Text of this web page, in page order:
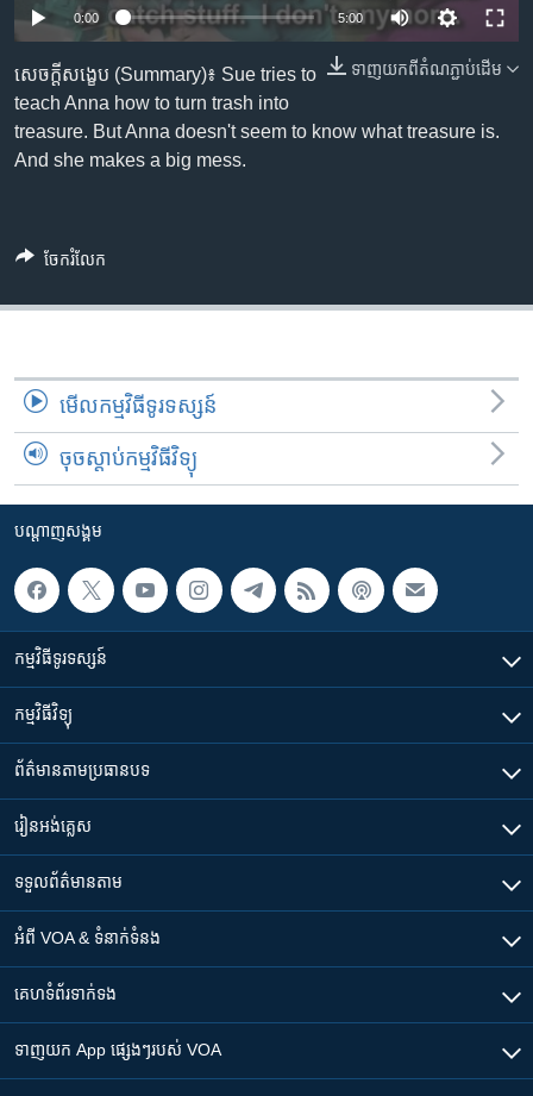
រចនា
ស្វែង​
កម្មវិធីទាំងអស់
Khmer English
បណ្តាញ​សង្គម
ភាសា
0:00 5:00
ទាញ​យក​ពី​តំណភ្ជាប់​ដើម
សេចក្តីសង្ខេប (Summary)៖ Sue tries to
teach Anna how to turn trash into
treasure. But Anna doesn't seem to know what treasure is.
And she makes a big mess.
ចែករំលែក
មើល​កម្មវិធី​ទូរទស្សន៍
ចុចស្តាប់កម្មវិធីវិទ្យុ
បណ្តាញ​សង្គម
កម្មវិធី​ទូរទស្សន៍
កម្មវិធី​វិទ្យុ
ព័ត៌មាន​តាមប្រធានបទ​
រៀន​​អង់គ្លេស
ទទួល​ព័ត៌មាន​តាម
អំពី​ VOA & ទំនាក់ទំនង
គេហទំព័រ​​ទាក់ទង
ទាញយក​ App ផ្សេងៗ​របស់​ VOA